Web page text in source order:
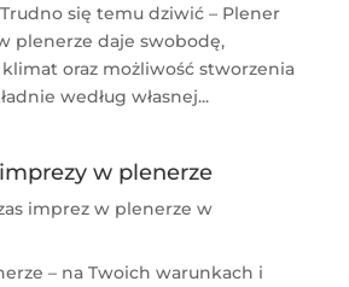
się temu dziwić – Plener
plenerze daje swobodę,
oraz możliwość stworzenia
według własnej...
w plenerze
imprez w plenerze w
– na Twoich warunkach i